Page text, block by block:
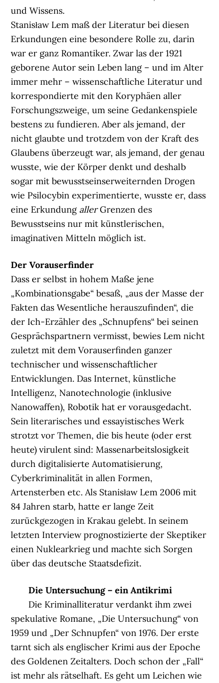
und Wissens.
Stanisław Lem maß der Literatur bei diesen
Erkundungen eine besondere Rolle zu, darin
war er ganz Romantiker. Zwar las der 1921
geborene Autor sein Leben lang – und im Alter
immer mehr – wissenschaftliche Literatur und
korrespondierte mit den Koryphäen aller
Forschungszweige, um seine Gedankenspiele
bestens zu fundieren. Aber als jemand, der
nicht glaubte und trotzdem von der Kraft des
Glaubens überzeugt war, als jemand, der genau
wusste, wie der Körper denkt und deshalb
sogar mit bewusstseinserweiternden Drogen
wie Psilocybin experimentierte, wusste er, dass
eine Erkundung allerGrenzen des
Bewusstseins nur mit künstlerischen,
imaginativen Mitteln möglich ist.
Der Vorauserfinder
Dass er selbst in hohem Maße jene
„Kombinationsgabe“ besaß, „aus der Masse der
Fakten das Wesentliche herauszufinden“, die
der Ich-Erzähler des „Schnupfens“ bei seinen
Gesprächspartnern vermisst, bewies Lem nicht
zuletzt mit dem Vorauserfinden ganzer
technischer und wissenschaftlicher
Entwicklungen. Das Internet, künstliche
Intelligenz, Nanotechnologie (inklusive
Nanowaffen), Robotik hat er vorausgedacht.
Sein literarisches und essayistisches Werk
strotzt vor Themen, die bis heute (oder erst
heute) virulent sind: Massenarbeitslosigkeit
durch digitalisierte Automatisierung,
Cyberkriminalität in allen Formen,
Artensterben etc. Als Stanisław Lem 2006 mit
84 Jahren starb, hatte er lange Zeit
zurückgezogen in Krakau gelebt. In seinem
letzten Interview prognostizierte der Skeptiker
einen Nuklearkrieg und machte sich Sorgen
über das deutsche Staatsdefizit.
Die Untersuchung – ein Antikrimi
Die Kriminalliteratur verdankt ihm zwei
spekulative Romane, „Die Untersuchung“ von
1959 und „Der Schnupfen“ von 1976. Der erste
tarnt sich als englischer Krimi aus der Epoche
des Goldenen Zeitalters. Doch schon der „Fall“
ist mehr als rätselhaft. Es geht um Leichen wie